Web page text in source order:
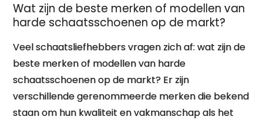
Wat zijn de beste merken of modellen van
harde schaatsschoenen op de markt?
Veel schaatsliefhebbers vragen zich af: wat zijn de
beste merken of modellen van harde
schaatsschoenen op de markt? Er zijn
verschillende gerenommeerde merken die bekend
staan om hun kwaliteit en vakmanschap als het